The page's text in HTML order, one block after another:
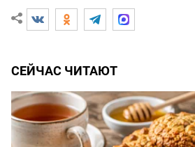
СЕЙЧАС ЧИТАЮТ